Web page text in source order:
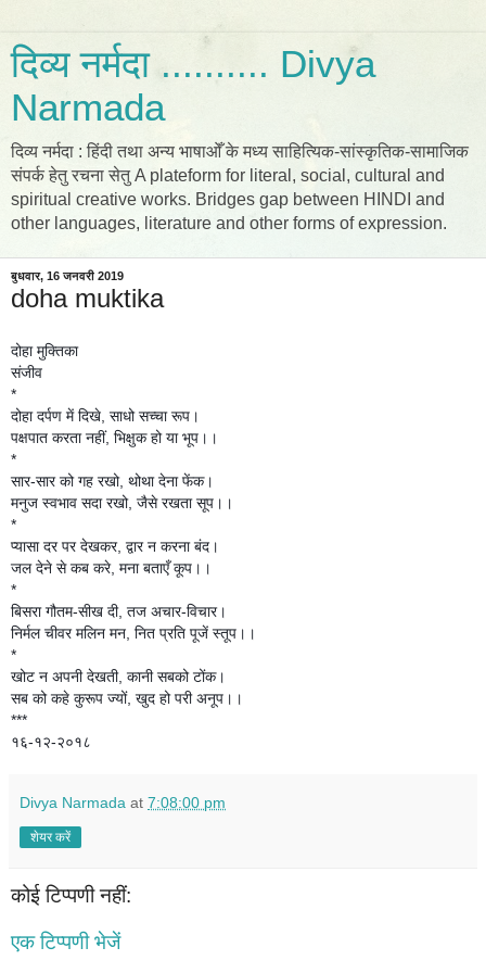
दिव्य नर्मदा .......... Divya
Narmada
दिव्य नर्मदा : हिंदी तथा अन्य भाषाओँ के मध्य साहित्यिक-सांस्कृतिक-सामाजिक
संपर्क हेतु रचना सेतु A plateform for literal, social, cultural and
spiritual creative works. Bridges gap between HINDI and
other languages, literature and other forms of expression.
बुधवार, 16 जनवरी 2019
doha muktika
दोहा मुक्तिका
संजीव
*
दोहा दर्पण में दिखे, साधो सच्चा रूप।
पक्षपात करता नहीं, भिक्षुक हो या भूप।।
*
सार-सार को गह रखो, थोथा देना फेंक।
मनुज स्वभाव सदा रखो, जैसे रखता सूप।।
*
प्यासा दर पर देखकर, द्वार न करना बंद।
जल देने से कब करे, मना बताएँ कूप।।
*
बिसरा गौतम-सीख दी, तज अचार-विचार।
निर्मल चीवर मलिन मन, नित प्रति पूजें स्तूप।।
*
खोट न अपनी देखती, कानी सबको टोंक।
सब को कहे कुरूप ज्यों, खुद हो परी अनूप।।
***
१६-१२-२०१८
Divya Narmada at 7:08:00 pm
शेयर करें
कोई टिप्पणी नहीं:
एक टिप्पणी भेजें